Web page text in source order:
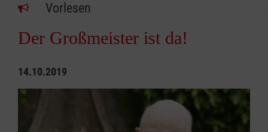
Vorlesen
Der Großmeister ist da!
14.10.2019